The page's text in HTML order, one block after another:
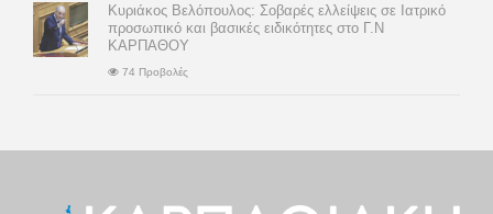
Κυριάκος Βελόπουλος: Σοβαρές ελλείψεις σε Ιατρικό
προσωπικό και βασικές ειδικότητες στο Γ.Ν
ΚΑΡΠΑΘΟΥ
74 Προβολές